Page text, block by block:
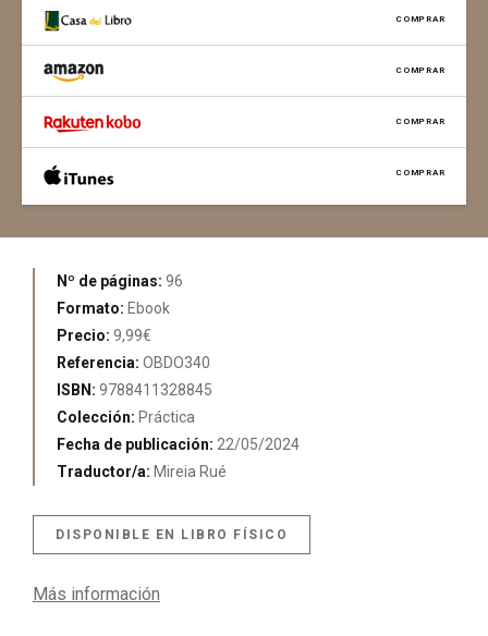
COMPRAR
COMPRAR
COMPRAR
COMPRAR
Nº de páginas: 96
Formato: Ebook
Precio: 9,99€
Referencia: OBDO340
ISBN: 9788411328845
Colección: Práctica
Fecha de publicación: 22/05/2024
Traductor/a: Mireia Rué
DISPONIBLE EN LIBRO FÍSICO
Más información